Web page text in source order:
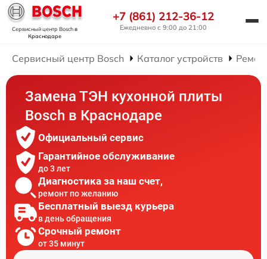
Сервисный центр Boschв
Краснодаре
+7 (861) 212-36-12
Ежедневно с 9:00 до 21:00
Сервисный центр Bosch Каталог устройств
Замена ТЭН кухонной плиты
Bosch в Краснодаре
Официальный сервис
Гарантийное обслуживание
до 3 лет
Диагностика за наш счет,
ремонт по желанию
Бесплатный выезд курьера
в день обращения
Срочный ремонт
от 35 минут